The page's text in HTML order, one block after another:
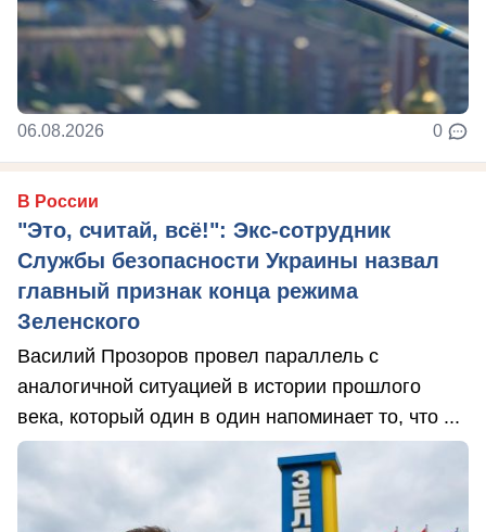
06.08.2026 0
В России
"Это, считай, всё!": Экс-сотрудник
Службы безопасности Украины назвал
главный признак конца режима
Зеленского
Василий Прозоров провел параллель с
аналогичной ситуацией в истории прошлого
века, который один в один напоминает то, что ...